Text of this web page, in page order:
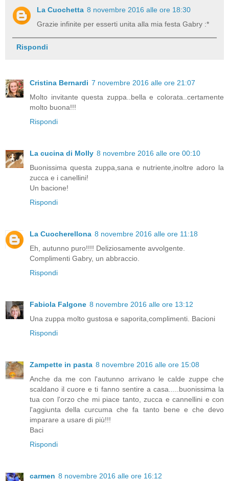
La Cuochetta 8 novembre 2016 alle ore 18:30
Grazie infinite per esserti unita alla mia festa Gabry :*
Rispondi
Cristina Bernardi 7 novembre 2016 alle ore 21:07
Molto invitante questa zuppa..bella e colorata..certamente
molto buona!!!
Rispondi
La cucina di Molly 8 novembre 2016 alle ore 00:10
Buonissima questa zuppa,sana e nutriente,inoltre adoro la
zucca e i canellini!
Un bacione!
Rispondi
La Cuocherellona 8 novembre 2016 alle ore 11:18
Eh, autunno puro!!!! Deliziosamente avvolgente.
Complimenti Gabry, un abbraccio.
Rispondi
Fabiola Falgone 8 novembre 2016 alle ore 13:12
Una zuppa molto gustosa e saporita,complimenti. Bacioni
Rispondi
Zampette in pasta 8 novembre 2016 alle ore 15:08
Anche da me con l'autunno arrivano le calde zuppe che
scaldano il cuore e ti fanno sentire a casa.....buonissima la
tua con l'orzo che mi piace tanto, zucca e cannellini e con
l'aggiunta della curcuma che fa tanto bene e che devo
imparare a usare di più!!!
Baci
Rispondi
carmen 8 novembre 2016 alle ore 16:12